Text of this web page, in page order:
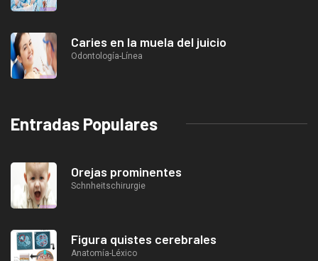
Caries en la muela del juicio
Odontología-Línea
Entradas Populares
Orejas prominentes
Schnheitschirurgie
Figura quistes cerebrales
Anatomía-Léxico